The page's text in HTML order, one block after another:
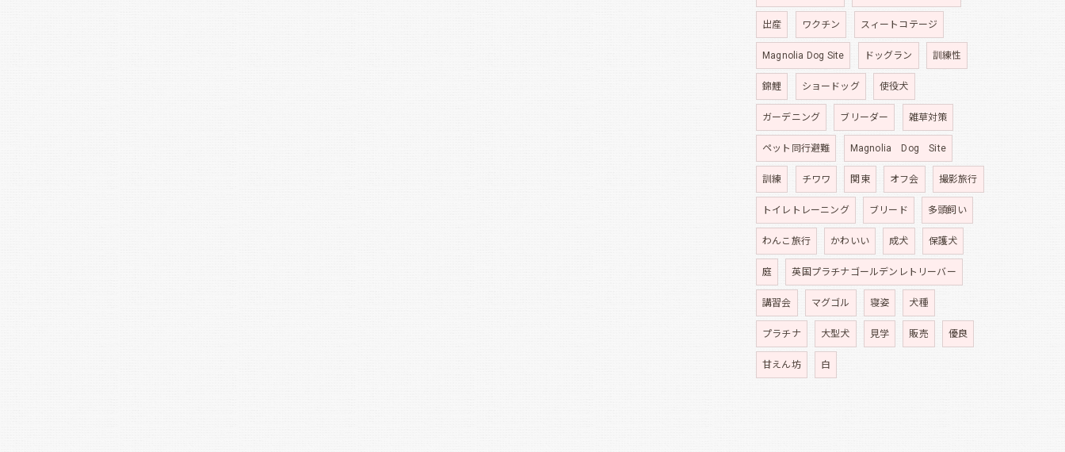
出産 ワクチン スィートコテージ
Magnolia Dog Site ドッグラン 訓練性
錦鯉 ショードッグ 使役犬
ガーデニング ブリーダー 雑草対策
ペット同行避難 Magnolia Dog Site
訓練 チワワ 関東 オフ会 撮影旅行
トイレトレーニング ブリード 多頭飼い
わんこ旅行 かわいい 成犬 保護犬
庭 英国プラチナゴールデンレトリーバー
講習会 マグゴル 寝姿 犬種
プラチナ 大型犬 見学 販売 優良
甘えん坊 白